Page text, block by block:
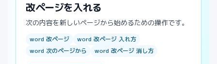
改ページを入れる
次の内容を新しいページから始めるための操作です。
word 改ページ
word 改ページ 入れ方
word 次のページから
word 改ページ 消し方